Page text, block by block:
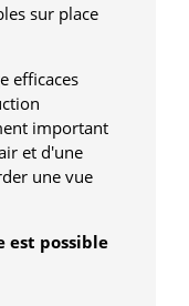
sur place
efficaces
important
et d'une
une vue
est possible